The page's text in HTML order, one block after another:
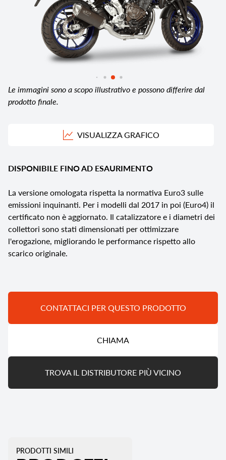
Le immagini sono a scopo illustrativo e possono differire dal
prodotto finale.
VISUALIZZA GRAFICO
DISPONIBILE FINO AD ESAURIMENTO
La versione omologata rispetta la normativa Euro3 sulle
emissioni inquinanti. Per i modelli dal 2017 in poi (Euro4) il
certificato non è aggiornato. Il catalizzatore e i diametri dei
collettori sono stati dimensionati per ottimizzare
l'erogazione, migliorando le performance rispetto allo
scarico originale.
CONTATTACI PER QUESTO PRODOTTO
CHIAMA
TROVA IL DISTRIBUTORE PIÙ VICINO
PRODOTTI SIMILI